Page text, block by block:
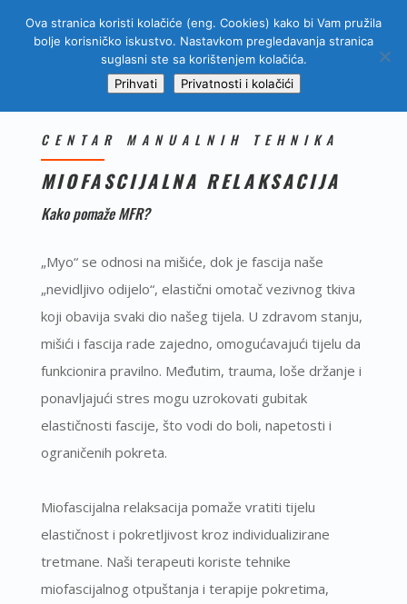
CENTAR MANUALNIH TEHNIKA
MIOFASCIJALNA RELAKSACIJA
Kako pomaže MFR?
„Myo“ se odnosi na mišiće, dok je fascija naše
„nevidljivo odijelo“, elastični omotač vezivnog tkiva
koji obavija svaki dio našeg tijela. U zdravom stanju,
mišići i fascija rade zajedno, omogućavajući tijelu da
funkcionira pravilno. Međutim, trauma, loše držanje i
ponavljajući stres mogu uzrokovati gubitak
elastičnosti fascije, što vodi do boli, napetosti i
ograničenih pokreta.
Miofascijalna relaksacija pomaže vratiti tijelu
elastičnost i pokretljivost kroz individualizirane
tretmane. Naši terapeuti koriste tehnike
miofascijalnog otpuštanja i terapije pokretima,
Ova stranica koristi kolačiće (eng. Cookies) kako bi Vam pružila
bolje korisničko iskustvo. Nastavkom pregledavanja stranica
suglasni ste sa korištenjem kolačića.
Prihvati
Privatnosti i kolačići